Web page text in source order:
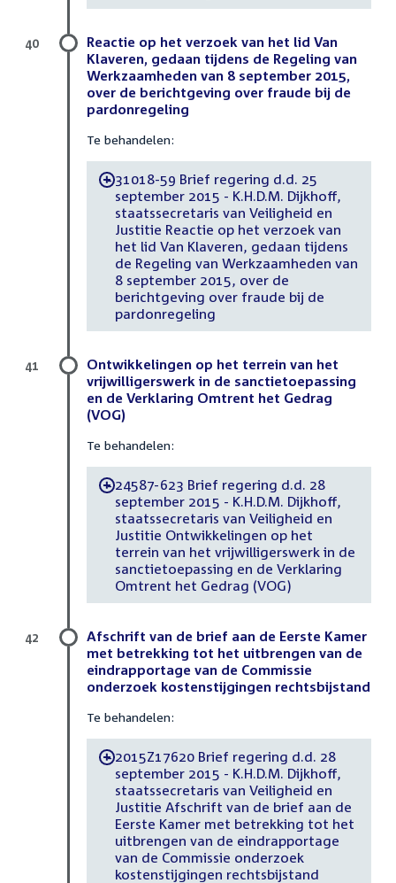
Reactie op het verzoek van het lid Van
Klaveren, gedaan tijdens de Regeling van
Werkzaamheden van 8 september 2015,
over de berichtgeving over fraude bij de
pardonregeling
Te behandelen:
-31018-59 Brief regering d.d. 25
september 2015 - K.H.D.M. Dijkhoff,
staatssecretaris van Veiligheid en
Justitie Reactie op het verzoek van
het lid Van Klaveren, gedaan tijdens
de Regeling van Werkzaamheden van
8 september 2015, over de
berichtgeving over fraude bij de
pardonregeling
40
Ontwikkelingen op het terrein van het
vrijwilligerswerk in de sanctietoepassing
en de Verklaring Omtrent het Gedrag
(VOG)
Te behandelen:
-24587-623 Brief regering d.d. 28
september 2015 - K.H.D.M. Dijkhoff,
staatssecretaris van Veiligheid en
Justitie Ontwikkelingen op het
terrein van het vrijwilligerswerk in de
sanctietoepassing en de Verklaring
Omtrent het Gedrag (VOG)
41
Afschrift van de brief aan de Eerste Kamer
met betrekking tot het uitbrengen van de
eindrapportage van de Commissie
onderzoek kostenstijgingen rechtsbijstand
Te behandelen:
-2015Z17620 Brief regering d.d. 28
september 2015 - K.H.D.M. Dijkhoff,
staatssecretaris van Veiligheid en
Justitie Afschrift van de brief aan de
Eerste Kamer met betrekking tot het
uitbrengen van de eindrapportage
van de Commissie onderzoek
kostenstijgingen rechtsbijstand
42